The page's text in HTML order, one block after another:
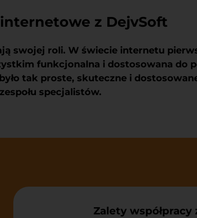
z DejvSoft
swojej roli. W świecie internetu
funkcjonalna i dostosowana do
tak proste, skuteczne i
specjalistów.
Zalety współpracy